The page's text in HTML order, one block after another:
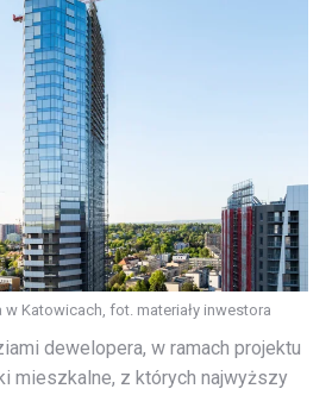
Katowicach, fot. materiały inwestora
dewelopera, w ramach projektu
mieszkalne, z których najwyższy